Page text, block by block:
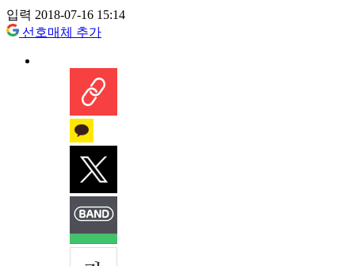
입력 2018-07-16 15:14
선호매체 추가